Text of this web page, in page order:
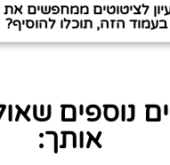
לציטוטים ממחפשים
הזה, תוכלו להוסיף?
נוספים
אותך: